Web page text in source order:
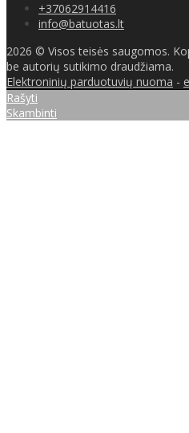
+37062914416
info@batuotas.lt
2026 © Visos teisės saugomos.
be autorių sutikimo draudžiama.
Elektroninių parduotuvių nuoma -
Rašyti
Skambinti